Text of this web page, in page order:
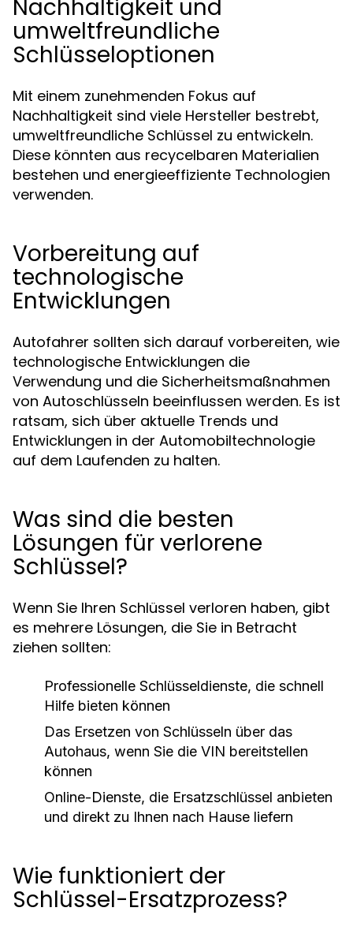
Nachhaltigkeit und
umweltfreundliche
Schlüsseloptionen
Mit einem zunehmenden Fokus auf
Nachhaltigkeit sind viele Hersteller bestrebt,
umweltfreundliche Schlüssel zu entwickeln.
Diese könnten aus recycelbaren Materialien
bestehen und energieeffiziente Technologien
verwenden.
Vorbereitung auf
technologische
Entwicklungen
Autofahrer sollten sich darauf vorbereiten, wie
technologische Entwicklungen die
Verwendung und die Sicherheitsmaßnahmen
von Autoschlüsseln beeinflussen werden. Es ist
ratsam, sich über aktuelle Trends und
Entwicklungen in der Automobiltechnologie
auf dem Laufenden zu halten.
Was sind die besten
Lösungen für verlorene
Schlüssel?
Wenn Sie Ihren Schlüssel verloren haben, gibt
es mehrere Lösungen, die Sie in Betracht
ziehen sollten:
Professionelle Schlüsseldienste, die schnell
Hilfe bieten können
Das Ersetzen von Schlüsseln über das
Autohaus, wenn Sie die VIN bereitstellen
können
Online-Dienste, die Ersatzschlüssel anbieten
und direkt zu Ihnen nach Hause liefern
Wie funktioniert der
Schlüssel-Ersatzprozess?